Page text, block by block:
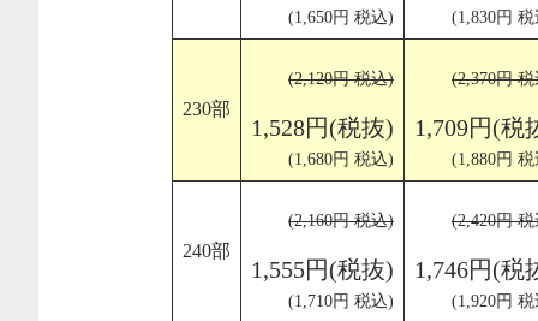
(1,650円 税込) (1,830円
230部
(2,120円 税込)
1,528円(税抜)
(1,680円 税込)
(2,370円
1,709円(税
(1,880円
240部
(2,160円 税込)
1,555円(税抜)
(1,710円 税込)
(2,420円
1,746円(税
(1,920円